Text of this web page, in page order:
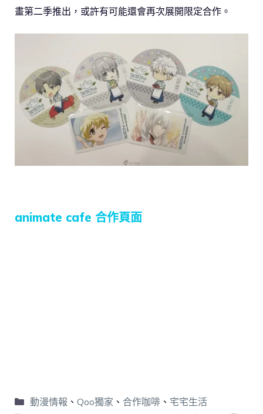
畫第二季推出，或許有可能還會再次展開限定合作。
animate cafe 合作頁面
動漫情報 、 Qoo獨家 、 合作咖啡、 宅宅生活